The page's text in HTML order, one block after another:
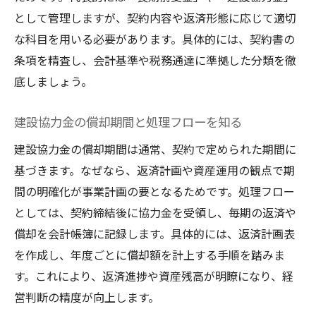
として管理しますが、契約内容や返済形態に応じて適切
な科目を用いる必要があります。具体的には、契約書の
条項を精査し、会計基準や税務通達に準拠した分類を徹
底しましょう。
建設協力金の償却期間と処理フローを知る
建設協力金の償却期間は通常、契約で定められた期間に
基づきます。なぜなら、返済計画や資産運用の観点で期
間の明確化が事業計画の要となるためです。処理フロー
としては、契約締結後に協力金を受領し、毎期の返済や
償却を会計帳簿に記録します。具体的には、返済計画表
を作成し、年度ごとに償却額を計上する手順を踏みま
す。これにより、返済進捗や資産残高が明瞭になり、経
営判断の精度が向上します。